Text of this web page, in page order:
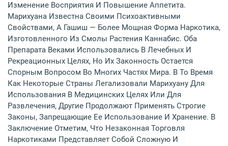
Изменение Восприятия И Повышение Аппетита.
Марихуана Известна Своими Психоактивными
Свойствами, А Гашиш — Более Мощная Форма Наркотика,
Изготовленного Из Смолы Растения Каннабис. Оба
Препарата Веками Использовались В Лечебных И
Рекреационных Целях, Но Их Законность Остается
Спорным Вопросом Во Многих Частях Мира. В То Время
Как Некоторые Страны Легализовали Марихуану Для
Использования В Медицинских Целях Или Для
Развлечения, Другие Продолжают Применять Строгие
Законы, Запрещающие Ее Использование И Хранение. В
Заключение Отметим, Что Незаконная Торговля
Наркотиками Представляет Собой Сложную И